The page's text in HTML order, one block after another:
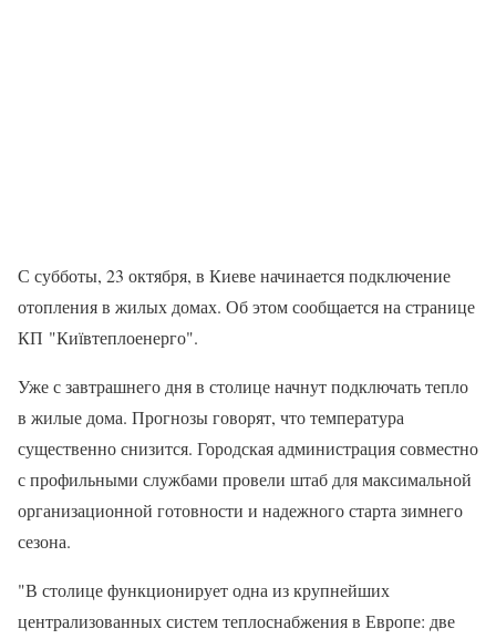
С субботы, 23 октября, в Киеве начинается подключение
отопления в жилых домах. Об этом сообщается на странице
КП "Київтеплоенерго".
Уже с завтрашнего дня в столице начнут подключать тепло
в жилые дома. Прогнозы говорят, что температура
существенно снизится. Городская администрация совместно
с профильными службами провели штаб для максимальной
организационной готовности и надежного старта зимнего
сезона.
"В столице функционирует одна из крупнейших
централизованных систем теплоснабжения в Европе: две